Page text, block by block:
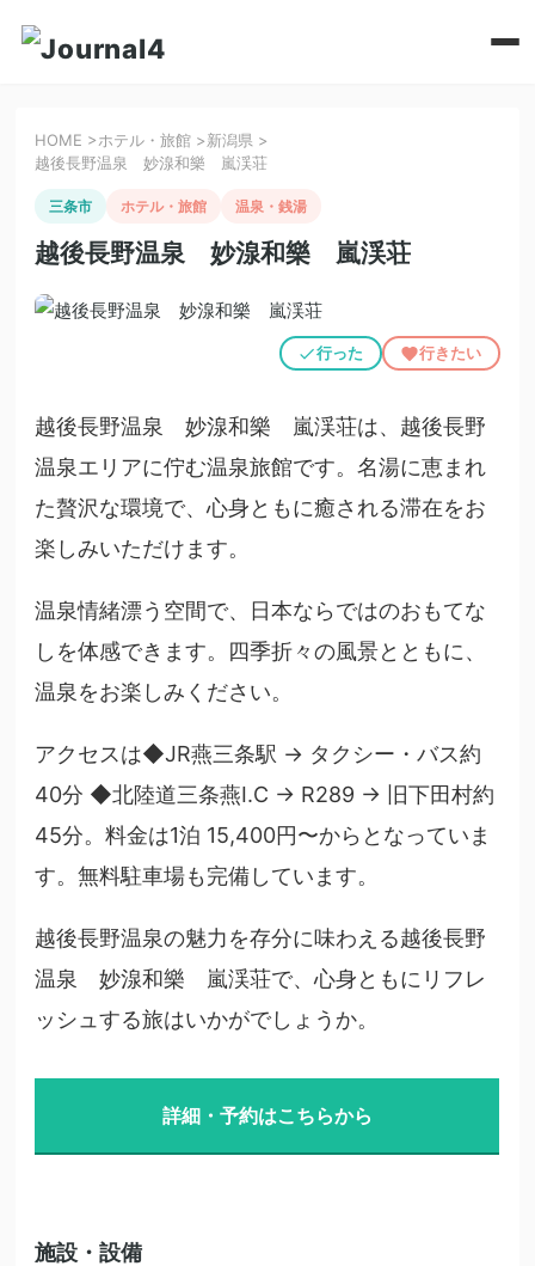
HOME >ホテル・旅館 >新潟県 >
越後長野温泉 妙湶和樂 嵐渓荘
三条市 ホテル・旅館 温泉・銭湯
越後長野温泉 妙湶和樂 嵐渓荘
行った 行きたい
越後長野温泉 妙湶和樂 嵐渓荘は、越後長野
温泉エリアに佇む温泉旅館です。名湯に恵まれ
た贅沢な環境で、心身ともに癒される滞在をお
楽しみいただけます。
温泉情緒漂う空間で、日本ならではのおもてな
しを体感できます。四季折々の風景とともに、
温泉をお楽しみください。
アクセスは◆JR燕三条駅 → タクシー・バス約
40分 ◆北陸道三条燕I.C → R289 → 旧下田村約
45分。料金は1泊 15,400円〜からとなっていま
す。無料駐車場も完備しています。
越後長野温泉の魅力を存分に味わえる越後長野
温泉 妙湶和樂 嵐渓荘で、心身ともにリフレ
ッシュする旅はいかがでしょうか。
詳細・予約はこちらから
施設・設備